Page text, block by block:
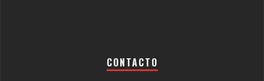
CONTACTO